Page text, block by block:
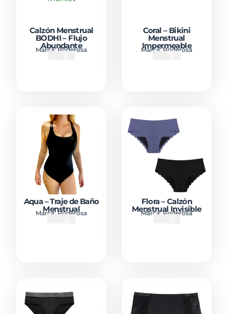
Calzón Menstrual
BODHI – Flujo
Abundante
Marca:Poderosa
Coral – Bikini
Menstrual
Impermeable
Marca:Poderosa
Aqua – Traje de Baño
Menstrual
Marca:Poderosa
Flora – Calzón
Menstrual Invisible
Marca:Poderosa